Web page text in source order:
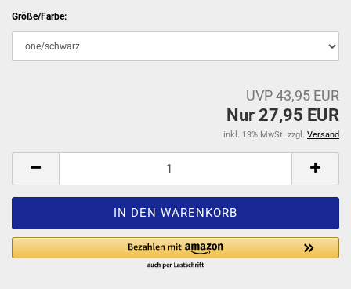
Größe/Farbe:
UVP 43,95 EUR
Nur 27,95 EUR
inkl. 19% MwSt. zzgl. Versand